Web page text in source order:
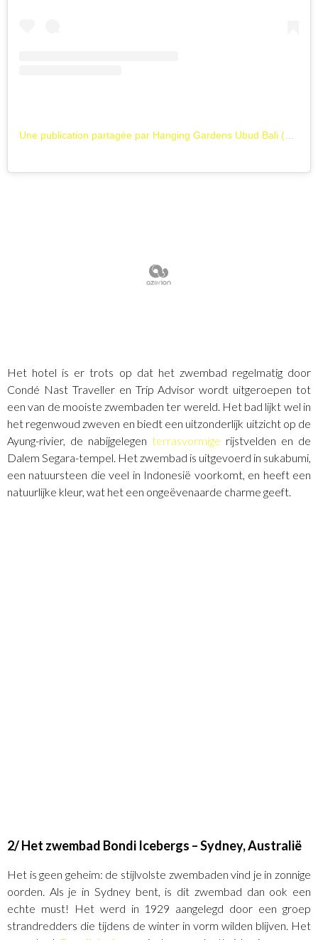
Het hotel is er trots op dat het zwembad regelmatig door
Condé Nast Traveller en Trip Advisor wordt uitgeroepen tot
een van de mooiste zwembaden ter wereld. Het bad lijkt wel in
het regenwoud zweven en biedt een uitzonderlijk uitzicht op de
Ayung-rivier, de nabijgelegen terrasvormige rijstvelden en de
Dalem Segara-tempel. Het zwembad is uitgevoerd in sukabumi,
een natuursteen die veel in Indonesië voorkomt, en heeft een
natuurlijke kleur, wat het een ongeëvenaarde charme geeft.
2/ Het zwembad Bondi Icebergs – Sydney, Australië
Het is geen geheim: de stijlvolste zwembaden vind je in zonnige
oorden. Als je in Sydney bent, is dit zwembad dan ook een
echte must! Het werd in 1929 aangelegd door een groep
strandredders die tijdens de winter in vorm wilden blijven. Het